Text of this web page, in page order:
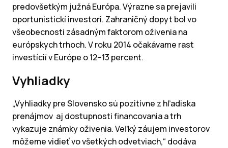
predovšetkým južná Európa. Výrazne sa prejavili
oportunistickí investori. Zahraničný dopyt bol vo
všeobecnosti zásadným faktorom oživenia na
európskych trhoch. V roku 2014 očakávame rast
investícií v Európe o 12–13 percent.
Vyhliadky
„Vyhliadky pre Slovensko sú pozitívne z hľadiska
prenájmov aj dostupnosti financovania a trh
vykazuje známky oživenia. Veľký záujem investorov
môžeme vidieť vo všetkých odvetviach,“ dodáva